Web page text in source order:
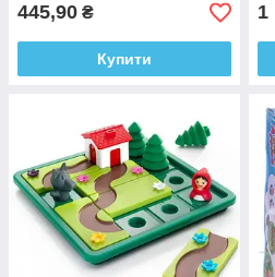
445,90 ₴
Купити
1